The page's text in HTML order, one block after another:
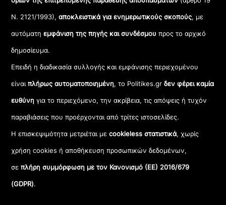
Ν. 2121/1993), αποκλειστικά για ενημερωτικούς σκοπούς, με
αυτόματηεμφάνιση της πηγής και συνδέσμου προς το αρχικό
δημοσίευμα.
Επειδή η διαδικασία συλλογής και εμφάνισης περιεχομένου
είναιπλήρως αυτοματοποιημένη, το Politikes.grδεν φέρει καμία
ευθύνη για το περιεχόμενο, την ακρίβεια, τις απόψεις ή τυχόν
παραβιάσεις που προέρχονται από τρίτες ιστοσελίδες.
Η επισκεψιμότητα μετριέται μεcookieless στατιστικά, χωρίς
χρήση cookies ή αποθήκευση προσωπικών δεδομένων,
σεπλήρη συμμόρφωση με τον Κανονισμό (ΕΕ) 2016/679
(GDPR).